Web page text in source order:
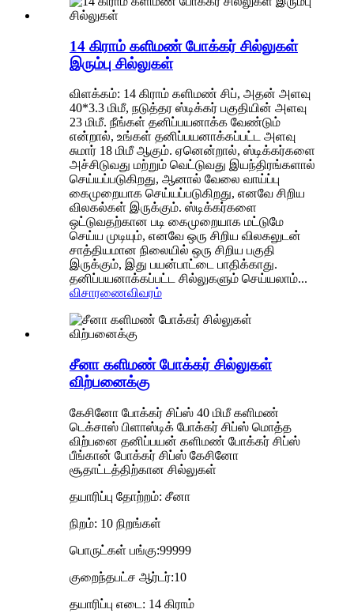
14 கிராம் களிமண் போக்கர் சில்லுகள்
இரும்பு சில்லுகள்
விளக்கம்: 14 கிராம் களிமண் சிப், அதன் அளவு
40*3.3 மிமீ, நடுத்தர ஸ்டிக்கர் பகுதியின் அளவு
23 மிமீ. நீங்கள் தனிப்பயனாக்க வேண்டும்
என்றால், உங்கள் தனிப்பயனாக்கப்பட்ட அளவு
சுமார் 18 மிமீ ஆகும். ஏனென்றால், ஸ்டிக்கர்களை
அச்சிடுவது மற்றும் வெட்டுவது இயந்திரங்களால்
செய்யப்படுகிறது, ஆனால் வேலை வாய்ப்பு
கைமுறையாக செய்யப்படுகிறது, எனவே சிறிய
விலகல்கள் இருக்கும். ஸ்டிக்கர்களை
ஒட்டுவதற்கான படி கைமுறையாக மட்டுமே
செய்ய முடியும், எனவே ஒரு சிறிய விலகலுடன்
சாத்தியமான நிலையில் ஒரு சிறிய பகுதி
இருக்கும், இது பயன்பாட்டை பாதிக்காது.
தனிப்பயனாக்கப்பட்ட சில்லுகளும் செய்யலாம்...
விசாரணைவிவரம்
சீனா களிமண் போக்கர் சில்லுகள்
விற்பனைக்கு
கேசினோ போக்கர் சிப்ஸ் 40 மிமீ களிமண்
டெக்சாஸ் பிளாஸ்டிக் போக்கர் சிப்ஸ் மொத்த
விற்பனை தனிப்பயன் களிமண் போக்கர் சிப்ஸ்
பீங்கான் போக்கர் சிப்ஸ் கேசினோ
சூதாட்டத்திற்கான சில்லுகள்
தயாரிப்பு தோற்றம்: சீனா
நிறம்: 10 நிறங்கள்
பொருட்கள் பங்கு:99999
குறைந்தபட்ச ஆர்டர்:10
தயாரிப்பு எடை: 14 கிராம்